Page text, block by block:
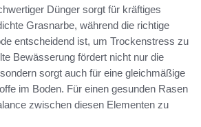
Dünger sorgt für kräftiges
Grasnarbe, während die richtige
entscheidend ist, um Trockenstress zu
Bewässerung fördert nicht nur die
sorgt auch für eine gleichmäßige
im Boden. Für einen gesunden Rasen
zwischen diesen Elementen zu